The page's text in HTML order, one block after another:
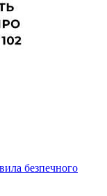
безпечного